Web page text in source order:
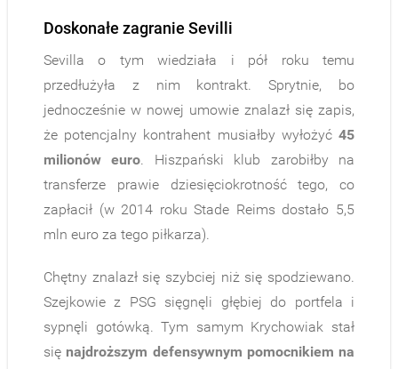
Doskonałe zagranie Sevilli
Sevilla o tym wiedziała i pół roku temu
przedłużyła z nim kontrakt. Sprytnie, bo
jednocześnie w nowej umowie znalazł się zapis,
że potencjalny kontrahent musiałby wyłożyć 45
milionów euro. Hiszpański klub zarobiłby na
transferze prawie dziesięciokrotność tego, co
zapłacił (w 2014 roku Stade Reims dostało 5,5
mln euro za tego piłkarza).
Chętny znalazł się szybciej niż się spodziewano.
Szejkowie z PSG sięgnęli głębiej do portfela i
sypnęli gotówką. Tym samym Krychowiak stał
się najdroższym defensywnym pomocnikiem na